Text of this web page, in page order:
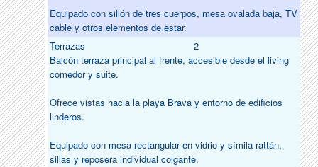
Equipado con sillón de tres cuerpos, mesa ovalada baja, TV
cable y otros elementos de estar.
Terrazas
2
Balcón terraza principal al frente, accesible desde el living
comedor y suite.
Ofrece vistas hacia la playa Brava y entorno de edificios
linderos.
Equipado con mesa rectangular en vidrio y símila rattán,
sillas y reposera individual colgante.